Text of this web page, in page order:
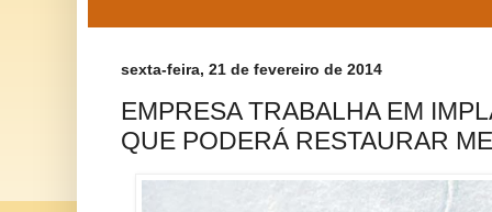
sexta-feira, 21 de fevereiro de 2014
EMPRESA TRABALHA EM
QUE PODERÁ RESTAURAR